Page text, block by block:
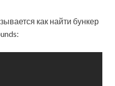
как найти бункер